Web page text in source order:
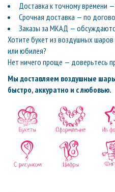
Доставка к точному времени
Срочная доставка — по
Заказы за МКАД —
Хотите букет из воздушных
или юбилея?
Нет ничего проще — доверьтесь
Мы доставляем воздушные
быстро, аккуратно и с любовью.